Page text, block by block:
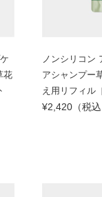
花
ノンシリコン
アシャンプー
え用リフィル
¥2,420（税込